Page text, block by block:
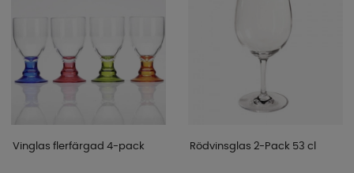
Vinglas flerfärgad 4-pack Rödvinsglas 2-Pack 53 cl